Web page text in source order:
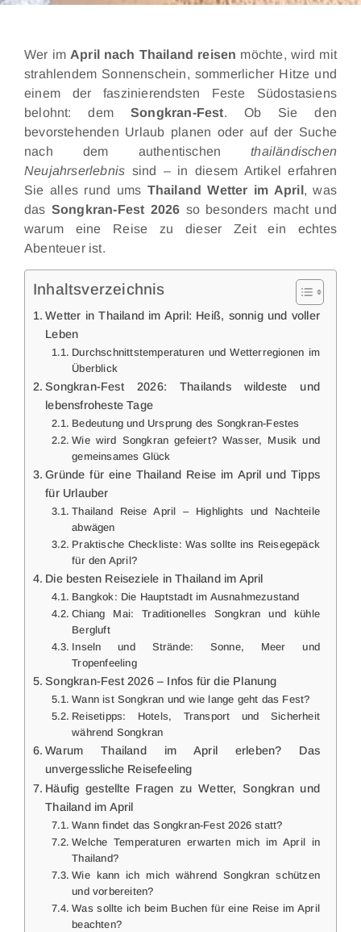
Wer im April nach Thailand reisen möchte, wird mit
strahlendem Sonnenschein, sommerlicher Hitze und
einem der faszinierendsten Feste Südostasiens
belohnt: dem Songkran-Fest. Ob Sie den
bevorstehenden Urlaub planen oder auf der Suche
nach dem authentischenthailändischen
Neujahrserlebnis sind – in diesem Artikel erfahren
Sie alles rund ums Thailand Wetter im April, was
das Songkran-Fest 2026 so besonders macht und
warum eine Reise zu dieser Zeit ein echtes
Abenteuer ist.
Inhaltsverzeichnis
Wetter in Thailand im April: Heiß, sonnig und voller
Leben
Durchschnittstemperaturen und Wetterregionen im
Überblick
Songkran-Fest 2026: Thailands wildeste und
lebensfroheste Tage
Bedeutung und Ursprung des Songkran-Festes
Wie wird Songkran gefeiert? Wasser, Musik und
gemeinsames Glück
Gründe für eine Thailand Reise im April und Tipps
für Urlauber
Thailand Reise April – Highlights und Nachteile
abwägen
Praktische Checkliste: Was sollte ins Reisegepäck
für den April?
Die besten Reiseziele in Thailand im April
Bangkok: Die Hauptstadt im Ausnahmezustand
Chiang Mai: Traditionelles Songkran und kühle
Bergluft
Inseln und Strände: Sonne, Meer und
Tropenfeeling
Songkran-Fest 2026 – Infos für die Planung
Wann ist Songkran und wie lange geht das Fest?
Reisetipps: Hotels, Transport und Sicherheit
während Songkran
Warum Thailand im April erleben? Das
unvergessliche Reisefeeling
Häufig gestellte Fragen zu Wetter, Songkran und
Thailand im April
Wann findet das Songkran-Fest 2026 statt?
Welche Temperaturen erwarten mich im April in
Thailand?
Wie kann ich mich während Songkran schützen
und vorbereiten?
Was sollte ich beim Buchen für eine Reise im April
beachten?